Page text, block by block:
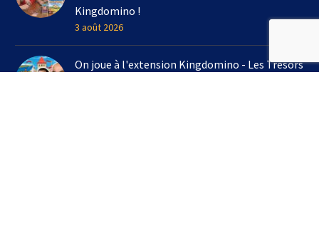
Kingdomino !
3 août 2026
On joue à l'extension Kingdomino - Les Trésors